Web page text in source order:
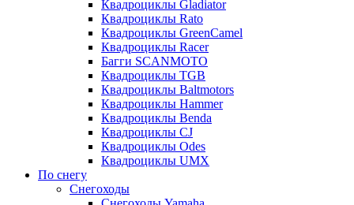
Квадроциклы Gladiator
Квадроциклы Rato
Квадроциклы GreenCamel
Квадроциклы Racer
Багги SCANMOTO
Квадроциклы TGB
Квадроциклы Baltmotors
Квадроциклы Hammer
Квадроциклы Benda
Квадроциклы CJ
Квадроциклы Odes
Квадроциклы UMX
По снегу
Снегоходы